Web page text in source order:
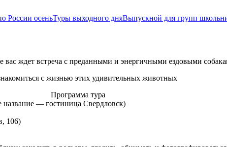
России осеньТуры выходного дняВыпускной для групп
ждет встреча с преданными и энергичными ездовыми
с жизнью этих удивительных животных
Программа тура
— гостиница Свердловск)
106)